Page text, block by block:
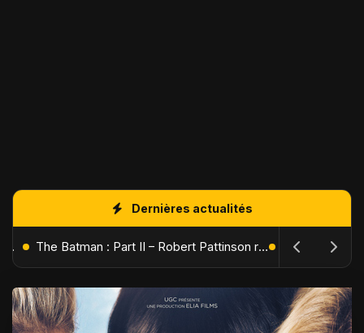
Dernières actualités
L'Âge de Glace : Le Réveil du Volcan – Manny, Sid et Diego de retour pour une aventure explosive The Batman : Part II – Robert Pattinson replonge dans les ténèbres de Gotham dès octobre 2027